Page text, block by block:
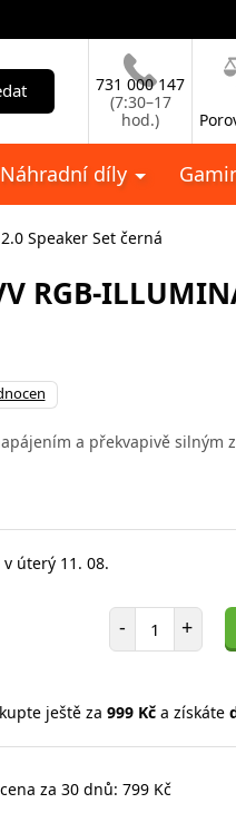
731 000 147
(7:30–17
hod.)
Náhradní díly
Speaker Set černá
RGB-
a překvapivě silným
úterý 11. 08.
- Počet položek
+
ještě za 999 Kča získáte
za 30 dnů: 799 Kč